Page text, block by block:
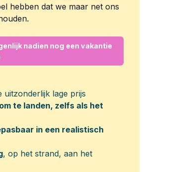
hebben dat we maar net ons
nadien nog een vakantie
uitzonderlijk lage prijs
te landen, zelfs als het
in een realistisch
, op het strand, aan het